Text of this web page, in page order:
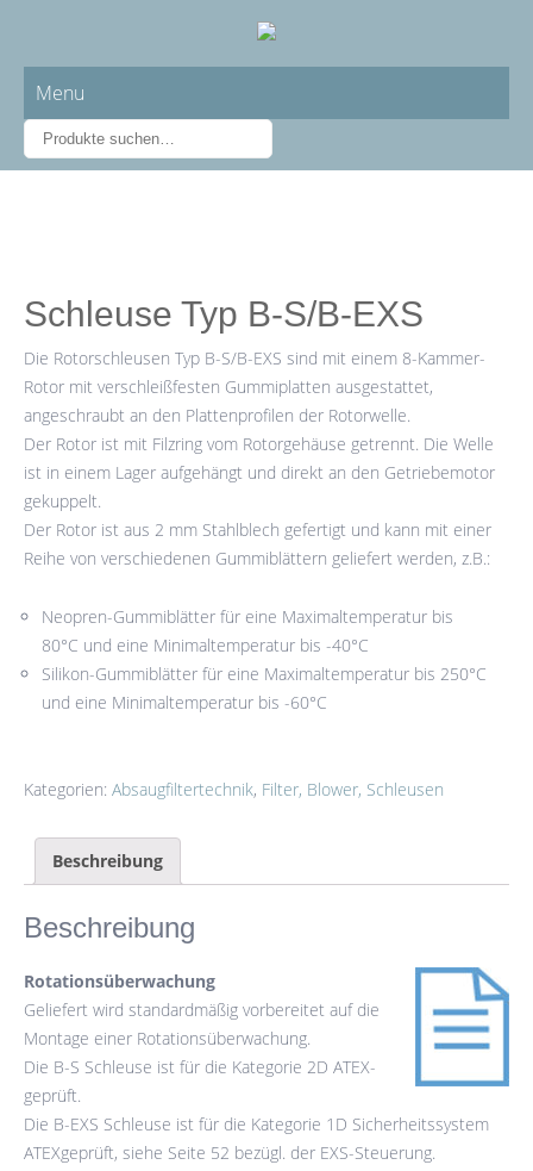
Menu
Schleuse Typ B-S/B-EXS
Die Rotorschleusen Typ B-S/B-EXS sind mit einem 8-Kammer-
Rotor mit verschleißfesten Gummiplatten ausgestattet,
angeschraubt an den Plattenprofilen der Rotorwelle.
Der Rotor ist mit Filzring vom Rotorgehäuse getrennt. Die Welle
ist in einem Lager aufgehängt und direkt an den Getriebemotor
gekuppelt.
Der Rotor ist aus 2 mm Stahlblech gefertigt und kann mit einer
Reihe von verschiedenen Gummiblättern geliefert werden, z.B.:
Neopren-Gummiblätter für eine Maximaltemperatur bis
80°C und eine Minimaltemperatur bis -40°C
Silikon-Gummiblätter für eine Maximaltemperatur bis 250°C
und eine Minimaltemperatur bis -60°C
Kategorien: Absaugfiltertechnik, Filter, Blower, Schleusen
Beschreibung
Beschreibung
Rotationsüberwachung
Geliefert wird standardmäßig vorbereitet auf die
Montage einer Rotationsüberwachung.
Die B-S Schleuse ist für die Kategorie 2D ATEX-
geprüft.
Die B-EXS Schleuse ist für die Kategorie 1D Sicherheitssystem
ATEXgeprüft, siehe Seite 52 bezügl. der EXS-Steuerung.